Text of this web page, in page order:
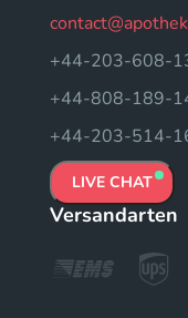
+44-203-608-
+44-808-189-
+44-203-514-
LIVE CHAT
Versandarten